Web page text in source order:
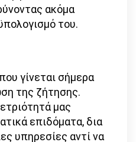
ακόμα
του.
γίνεται σήμερα
της ζήτησης.
μας
επιδόματα, δια
υπηρεσίες αντί να